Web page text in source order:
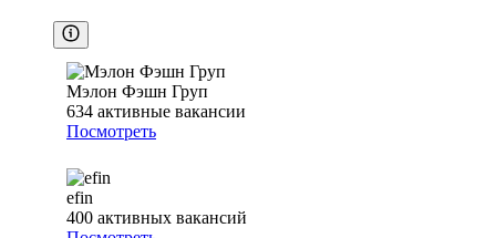
Мэлон Фэшн Груп
634 активные вакансии
Посмотреть
efin
400 активных вакансий